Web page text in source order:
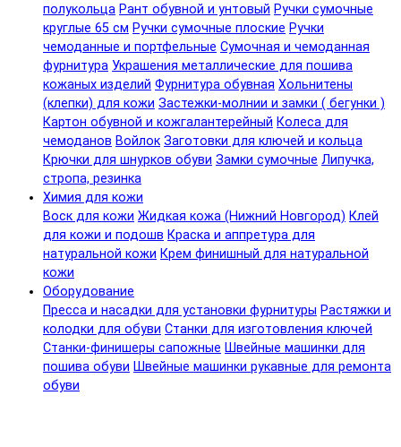
полукольца Рант обувной и унтовый Ручки сумочные
круглые 65 см Ручки сумочные плоские Ручки
чемоданные и портфельные Сумочная и чемоданная
фурнитура Украшения металлические для пошива
кожаных изделий Фурнитура обувная Хольнитены
(клепки) для кожи Застежки-молнии и замки ( бегунки )
Картон обувной и кожгалантерейный Колеса для
чемоданов Войлок Заготовки для ключей и кольца
Крючки для шнурков обуви Замки сумочные Липучка,
стропа, резинка
Химия для кожи
Воск для кожи Жидкая кожа (Нижний Новгород) Клей
для кожи и подошв Краска и аппретура для
натуральной кожи Крем финишный для натуральной
кожи
Оборудование
Пресса и насадки для установки фурнитуры Растяжки и
колодки для обуви Станки для изготовления ключей
Станки-финишеры сапожные Швейные машинки для
пошива обуви Швейные машинки рукавные для ремонта
обуви